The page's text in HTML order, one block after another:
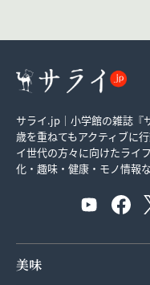
サライ.jp｜小学館の雑誌『
歳を重ねてもアクティブに
イ世代の方々に向けたライ
化・趣味・健康・モノ情報
美味